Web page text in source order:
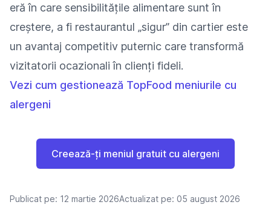
eră în care sensibilitățile alimentare sunt în
creștere, a fi restaurantul „sigur” din cartier este
un avantaj competitiv puternic care transformă
vizitatorii ocazionali în clienți fideli.
Vezi cum gestionează TopFood meniurile cu
alergeni
Creează-ți meniul gratuit cu alergeni
Publicat pe: 12 martie 2026Actualizat pe: 05 august 2026